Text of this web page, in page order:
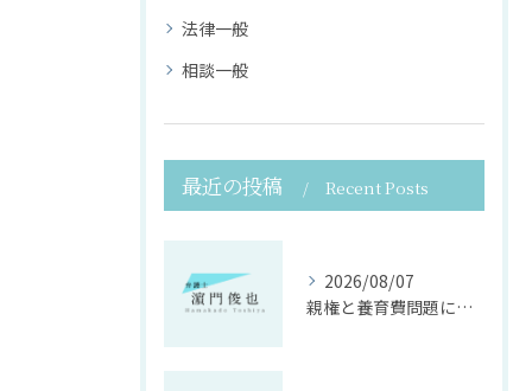
法律一般
相談一般
最近の投稿 Recent Posts
2026/08/07
親権と養育費問題に寄り添う法律支援